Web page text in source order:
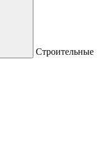
Строительные